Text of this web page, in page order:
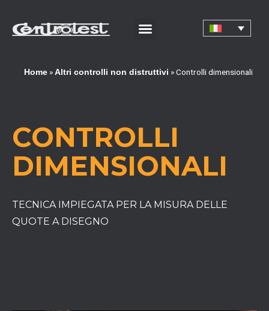
Home » Altri controlli non distruttivi »Controlli dimensionali
CONTROLLI
DIMENSIONALI
TECNICA IMPIEGATA PER LA MISURA DELLE
QUOTE A DISEGNO